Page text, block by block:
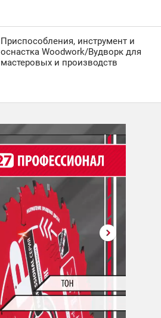
Приспособления, инструмент и
оснастка Woodwork/Вудворк для
мастеровых и производств